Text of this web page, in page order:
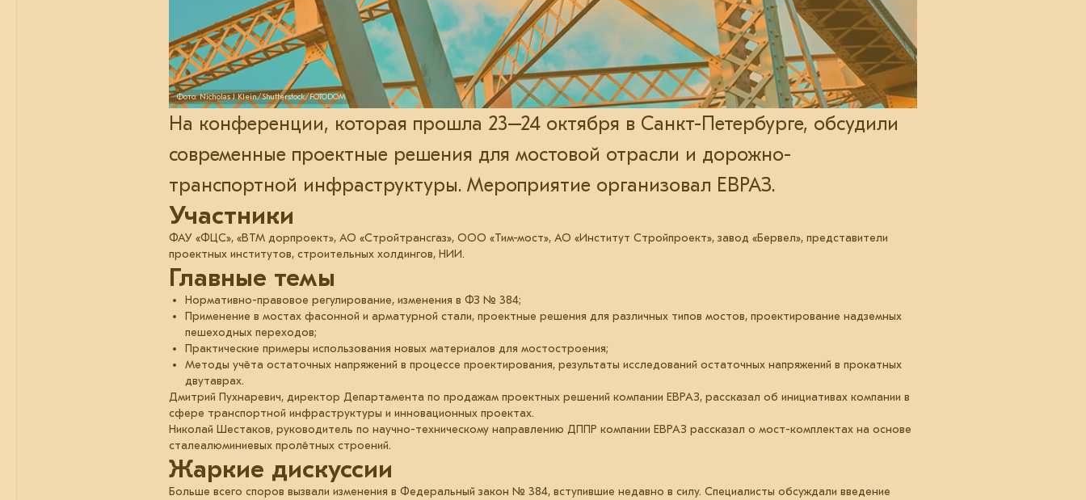
Фото: Nicholas J Klein/Shutterstock/FOTODOM
На конференции, которая прошла 23–24 октября в Санкт-Петербурге, обсудили
современные проектные решения для мостовой отрасли и дорожно-
транспортной инфраструктуры. Мероприятие организовал ЕВРАЗ.
Участники
ФАУ «ФЦС», «ВТМ дорпроект», АО «Стройтрансгаз», ООО «Тим-мост», АО «Институт Стройпроект», завод «Бервел», представители
проектных институтов, строительных холдингов, НИИ.
Главные темы
Нормативно-правовое регулирование, изменения в ФЗ № 384;
Применение в мостах фасонной и арматурной стали, проектные решения для различных типов мостов, проектирование надземных
пешеходных переходов;
Практические примеры использования новых материалов для мостостроения;
Методы учёта остаточных напряжений в процессе проектирования, результаты исследований остаточных напряжений в прокатных
двутаврах.
Дмитрий Пухнаревич, директор Департамента по продажам проектных решений компании ЕВРАЗ, рассказал об инициативах компании в
сфере транспортной инфраструктуры и инновационных проектах.
Николай Шестаков, руководитель по научно-техническому направлению ДППР компании ЕВРАЗ рассказал о мост-комплектах на основе
сталеалюминиевых пролётных строений.
Жаркие дискуссии
Больше всего споров вызвали изменения в Федеральный закон № 384, вступившие недавно в силу. Специалисты обсуждали введение